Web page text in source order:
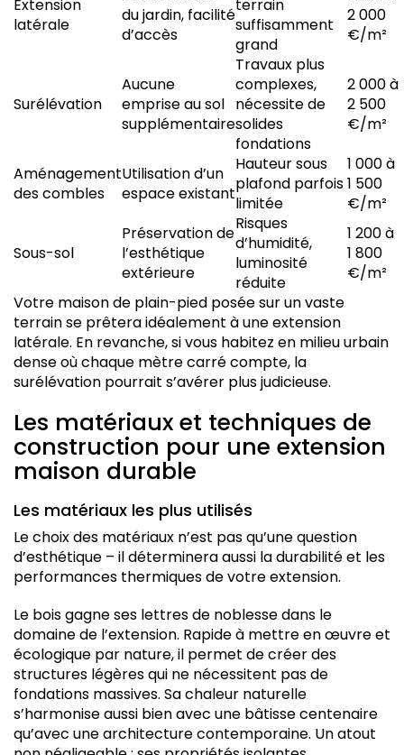
Extension
latérale
du jardin, facilité
d’accès
terrain
suffisamment
grand
2 000
€/m²
Surélévation
Aucune
emprise au sol
supplémentaire
Travaux plus
complexes,
nécessite de
solides
fondations
2 000 à
2 500
€/m²
Aménagement
des combles
Utilisation d’un
espace existant
Hauteur sous
plafond parfois
limitée
1 000 à
1 500
€/m²
Sous-sol
Préservation de
l’esthétique
extérieure
Risques
d’humidité,
luminosité
réduite
1 200 à
1 800
€/m²
Votre maison de plain-pied posée sur un vaste
terrain se prêtera idéalement à une extension
latérale. En revanche, si vous habitez en milieu urbain
dense où chaque mètre carré compte, la
surélévation pourrait s’avérer plus judicieuse.
Les matériaux et techniques de
construction pour une extension
maison durable
Les matériaux les plus utilisés
Le choix des matériaux n’est pas qu’une question
d’esthétique – il déterminera aussi la durabilité et les
performances thermiques de votre extension.
Le bois gagne ses lettres de noblesse dans le
domaine de l’extension. Rapide à mettre en œuvre et
écologique par nature, il permet de créer des
structures légères qui ne nécessitent pas de
fondations massives. Sa chaleur naturelle
s’harmonise aussi bien avec une bâtisse centenaire
qu’avec une architecture contemporaine. Un atout